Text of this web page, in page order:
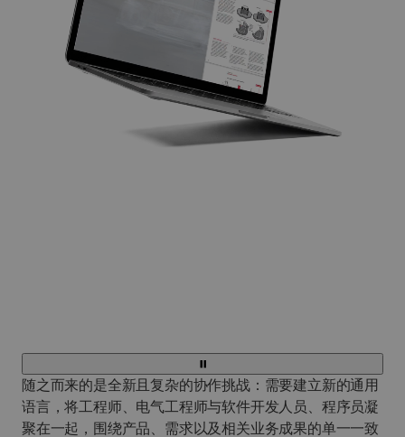
随之而来的是全新且复杂的协作挑战：需要建立新的通用
语言，将工程师、电气工程师与软件开发人员、程序员凝
聚在一起，围绕产品、需求以及相关业务成果的单一一致